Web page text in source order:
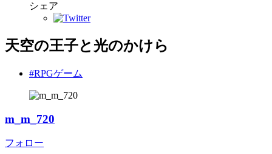
シェア
天空の王子と光のかけら
#RPGゲーム
m_m_720
フォロー